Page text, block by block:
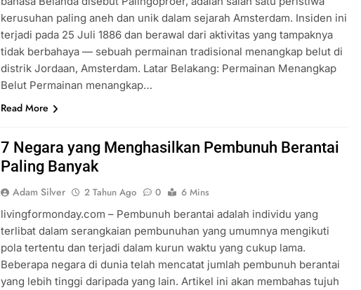
kerusuhan paling aneh dan unik dalam sejarah Amsterdam. Insiden ini
terjadi pada 25 Juli 1886 dan berawal dari aktivitas yang tampaknya
tidak berbahaya — sebuah permainan tradisional menangkap belut di
distrik Jordaan, Amsterdam. Latar Belakang: Permainan Menangkap
Belut Permainan menangkap…
Read More
7 Negara yang Menghasilkan Pembunuh Berantai
Paling Banyak
Adam Silver 2 Tahun Ago 0
6 Mins
livingformonday.com – Pembunuh berantai adalah individu yang
terlibat dalam serangkaian pembunuhan yang umumnya mengikuti
pola tertentu dan terjadi dalam kurun waktu yang cukup lama.
Beberapa negara di dunia telah mencatat jumlah pembunuh berantai
yang lebih tinggi daripada yang lain. Artikel ini akan membahas tujuh